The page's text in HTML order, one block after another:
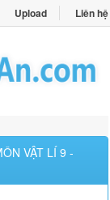
Upload Liên hệ
VẬT LÍ 9 -